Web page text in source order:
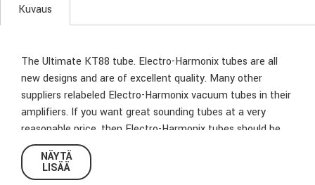
Kuvaus
The Ultimate KT88 tube. Electro-Harmonix tubes are all
new designs and are of excellent quality. Many other
suppliers relabeled Electro-Harmonix vacuum tubes in their
amplifiers. If you want great sounding tubes at a very
reasonable price, then Electro-Harmonix tubes should be
on your list.
Price per piece
NÄYTÄ
LISÄÄ